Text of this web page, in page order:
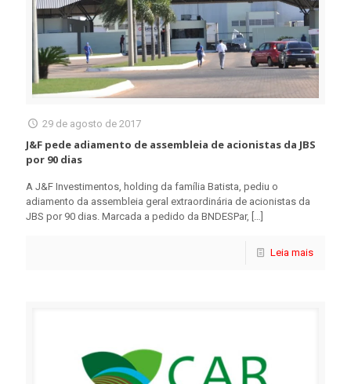
29 de agosto de 2017
J&F pede adiamento de assembleia de acionistas da JBS
por 90 dias
A J&F Investimentos, holding da família Batista, pediu o
adiamento da assembleia geral extraordinária de acionistas da
JBS por 90 dias. Marcada a pedido da BNDESPar, […]
Leia mais